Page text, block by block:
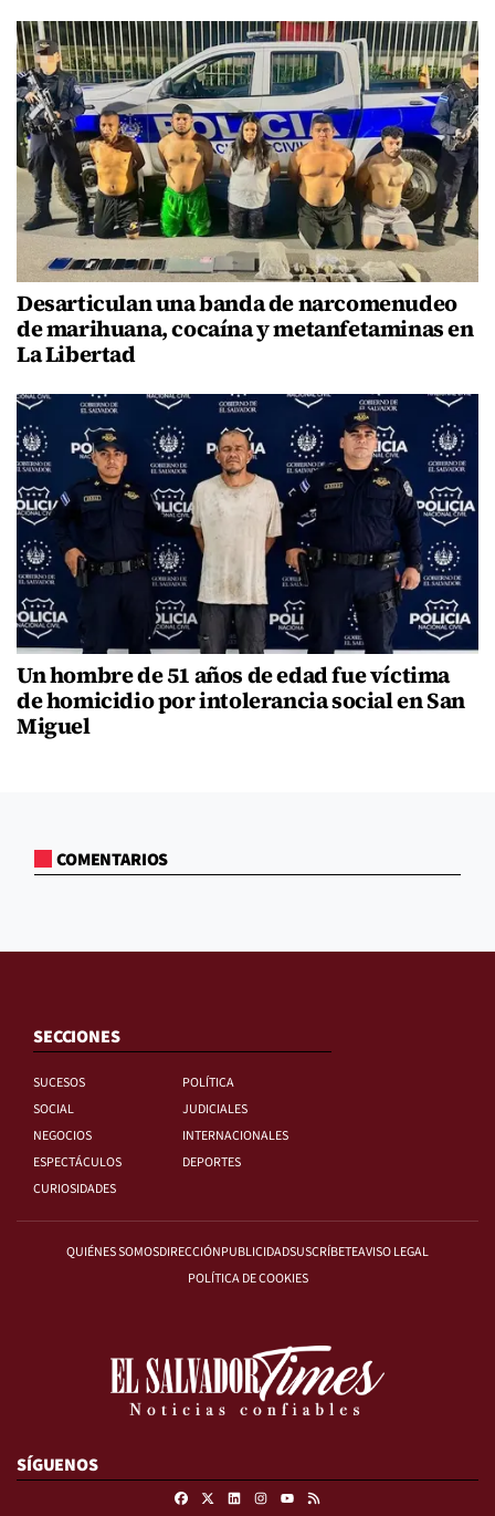
Desarticulan una banda de narcomenudeo
de marihuana, cocaína y metanfetaminas en
La Libertad
Un hombre de 51 años de edad fue víctima
de homicidio por intolerancia social en San
Miguel
COMENTARIOS
SECCIONES
SUCESOS
POLÍTICA
SOCIAL
JUDICIALES
NEGOCIOS
INTERNACIONALES
ESPECTÁCULOS
DEPORTES
CURIOSIDADES
QUIÉNES SOMOSDIRECCIÓNPUBLICIDADSUSCRÍBETEAVISO LEGAL
POLÍTICA DE COOKIES
SÍGUENOS
FacebookLinkedinInstagram